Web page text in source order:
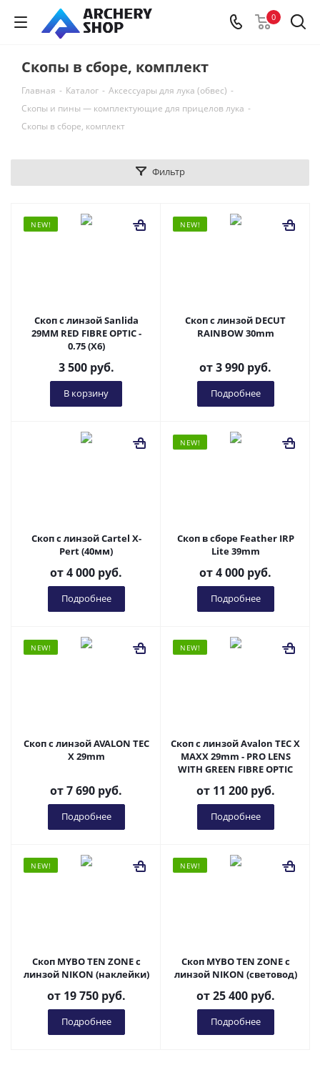
0
Скопы в сборе, комплект
Главная - Каталог - Аксессуары для лука (обвес) -
Скопы и пины — комплектующие для прицелов лука -
Скопы в сборе, комплект
Фильтр
NEW!
Скоп с линзой Sanlida
29MM RED FIBRE OPTIC -
0.75 (X6)
3 500руб.
В корзину
NEW!
Скоп с линзой DECUT
RAINBOW 30mm
от3 990 руб.
Подробнее
Скоп с линзой Cartel X-
Pert (40мм)
от4 000 руб.
Подробнее
NEW!
Скоп в сборе Feather IRP
Lite 39mm
от4 000 руб.
Подробнее
NEW!
Скоп с линзой AVALON TEC
X 29mm
от7 690 руб.
Подробнее
NEW!
Скоп с линзой Avalon TEC X
MAXX 29mm - PRO LENS
WITH GREEN FIBRE OPTIC
от 11 200 руб.
Подробнее
NEW!
Скоп MYBO TEN ZONE с
линзой NIKON (наклейки)
от 19 750 руб.
Подробнее
NEW!
Скоп MYBO TEN ZONE с
линзой NIKON (световод)
от25 400 руб.
Подробнее